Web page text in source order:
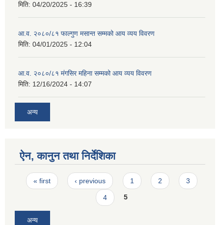
मिति: 04/20/2025 - 16:39
आ.व. २०८०/८१ फाल्गुण मसान्त सम्मको आय व्यय विवरण
मिति: 04/01/2025 - 12:04
आ.व. २०८०/८१ मंगसिर महिना सम्मको आय व्यय विवरण
मिति: 12/16/2024 - 14:07
अन्य
ऐन, कानुन तथा निर्देशिका
Pages
« first ‹ previous 1 2 3
4 5
अन्य